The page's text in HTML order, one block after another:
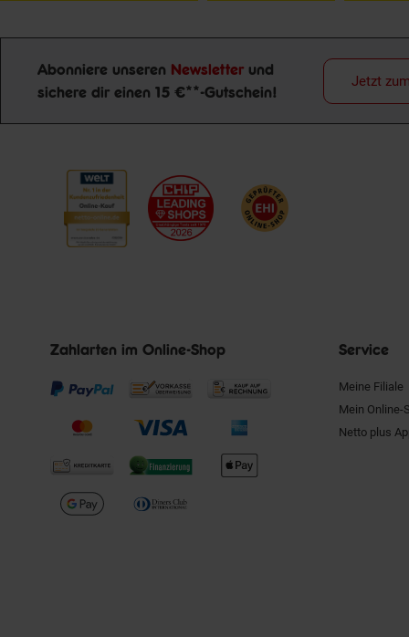
Newsletter Anmeldung
Abonniere unseren Newsletter und
sichere dir einen 15 €**-Gutschein!
Jetzt
Zahlarten im Online-Shop Service
Meine Filiale
Mein Online-
Netto plus